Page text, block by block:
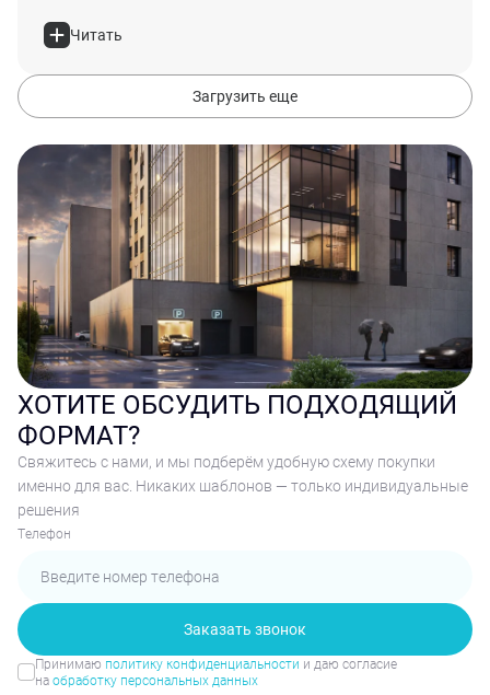
Читать
Загрузить еще
ХОТИТЕ ОБСУДИТЬ ПОДХОДЯЩИЙ
ФОРМАТ?
Свяжитесь с нами, и мы подберём удобную схему покупки
именно для вас. Никаких шаблонов — только индивидуальные
решения
Tелефон
Заказать звонок
Принимаю политику конфиденциальности и даю согласие
наобработку персональных данных